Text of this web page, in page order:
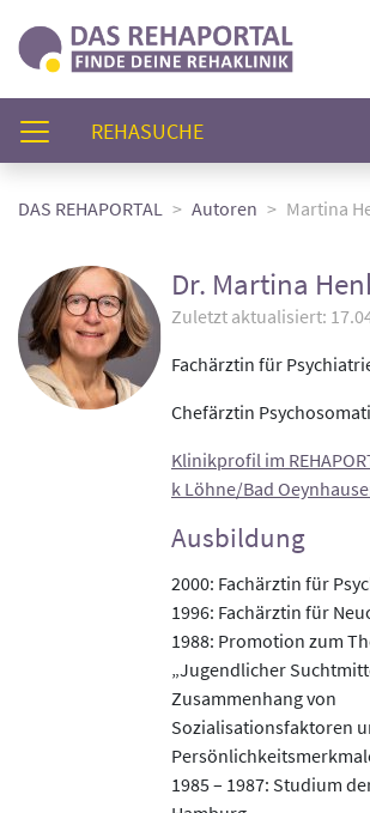
REHASUCHE(AKTUELL)
DAS REHAPORTAL Autoren Martina
Dr. Martina
Zuletzt aktualisiert:
Fachärztin für
Chefärztin
Klinikprofil im
k Löhne/Bad
Ausbildung
2000: Fachärztin für
1996: Fachärztin für
1988: Promotion zum
„Jugendlicher
Zusammenhang von
Sozialisationsfaktoren
1985 – 1987: Studium